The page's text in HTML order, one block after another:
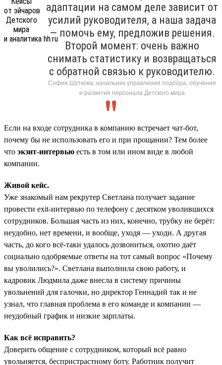
адаптации на самом деле зависит от
усилий руководителя, а наша задача
— помочь ему, предложив решения.
Второй момент: очень важно
снимать статистику и возвращаться
с обратной связью к руководителю.
София Шуткова, начальник управления подбора, обучения
и развития персонала Детского мира
Если на входе сотрудника в компанию встречает чат-бот,
почему бы не использовать его и при прощании? Тем более
что экзит-интервью есть в том или ином виде в любой
компании.
Живой кейс.
Уже знакомый нам рекрутер Светлана получает задание
провести exit-интервью по телефону с десятком уволившихся
сотрудников. Большая часть из них, конечно, трубку не берёт:
неудобно, нет времени, и вообще, уходя — уходи. А другая
часть, до кого всё-таки удалось дозвониться, охотно даёт
социально одобряемые ответы на тот самый вопрос «Почему
вы уволились?». Светлана выполнила свою работу, и
кадровик Людмила даже внесла в систему причины
увольнений для галочки, но директор Геннадий так и не
узнал, что главная проблема в его команде и компании —
неудобный график и низкие зарплаты.
Как всё исправить?
Доверить общение с сотрудником, который всё равно
увольняется, беспристрастному боту. Работник получит